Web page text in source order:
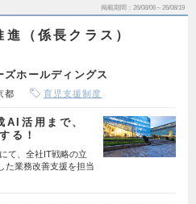
掲載期間 26/08/06～26/08/19
（係長クラス）
ホールディングス
都 育児支援制度
AI活用まで、
る！
て、全社IT戦略の立
た業務改善支援を担当